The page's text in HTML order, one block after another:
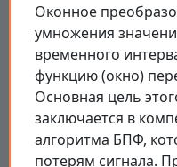
Оконное
умножения
временного
функцию (окно)
Основная цель
заключается в
алгоритма БПФ,
потерям сигнала.